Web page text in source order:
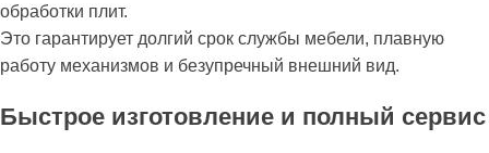
обработки плит.
Это гарантирует долгий срок службы мебели, плавную
работу механизмов и безупречный внешний вид.
Быстрое изготовление и полный сервис